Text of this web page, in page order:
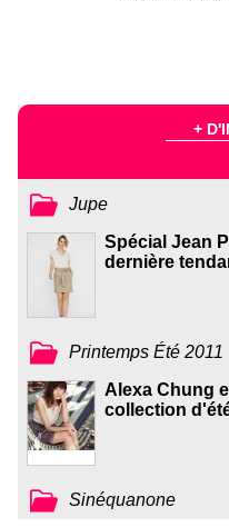
+
Jupe
Spécial Jean
dernière
Printemps Été 2011
Alexa Chung
collection
Sinéquanone